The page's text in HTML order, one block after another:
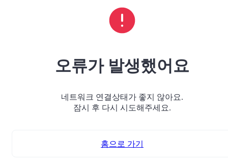
오류가 발생했어요
네트워크 연결상태가 좋지 않아요.
잠시 후 다시 시도해주세요.
홈으로 가기